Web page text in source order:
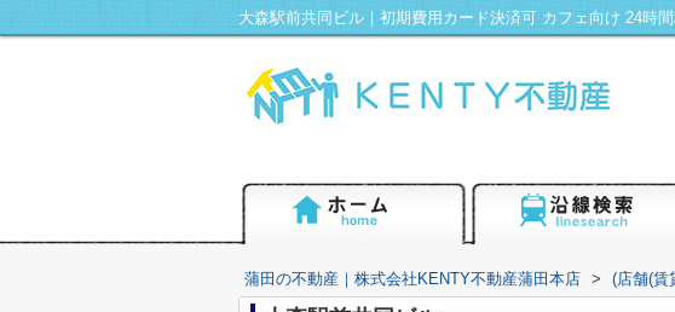
蒲田の不動産｜株式会社KENTY不動産蒲田本店 > (店舗(賃